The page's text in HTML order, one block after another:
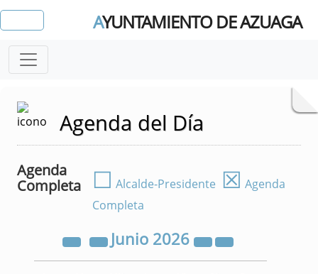
AYUNTAMIENTO DE AZUAGA
Agenda del Día
Agenda
Completa
☐ Alcalde-Presidente ☒ Agenda
Completa
Junio 2026